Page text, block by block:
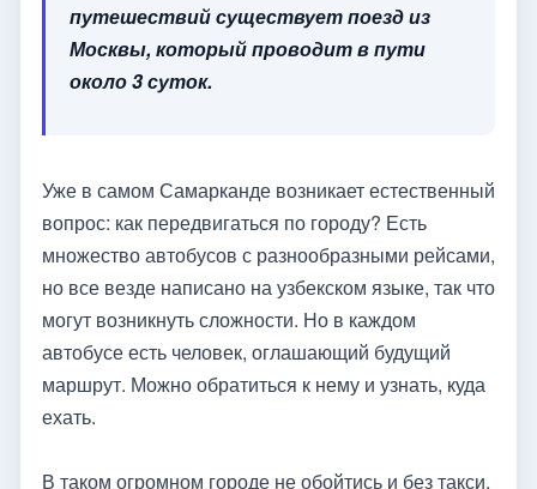
путешествий существует поезд из
Москвы, который проводит в пути
около 3 суток.
Уже в самом Самарканде возникает естественный
вопрос: как передвигаться по городу? Есть
множество автобусов с разнообразными рейсами,
но все везде написано на узбекском языке, так что
могут возникнуть сложности. Но в каждом
автобусе есть человек, оглашающий будущий
маршрут. Можно обратиться к нему и узнать, куда
ехать.
В таком огромном городе не обойтись и без такси,